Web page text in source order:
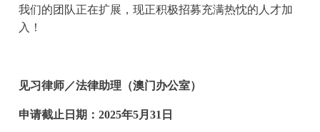
我们的团队正在扩展，现正积极招募充满热忱的人才加
入！
见习律师／法律助理（澳门办公室）
申请截止日期：2025年5月31日